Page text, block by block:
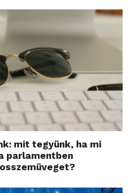
mit tegyünk, ha mi
parlamentben